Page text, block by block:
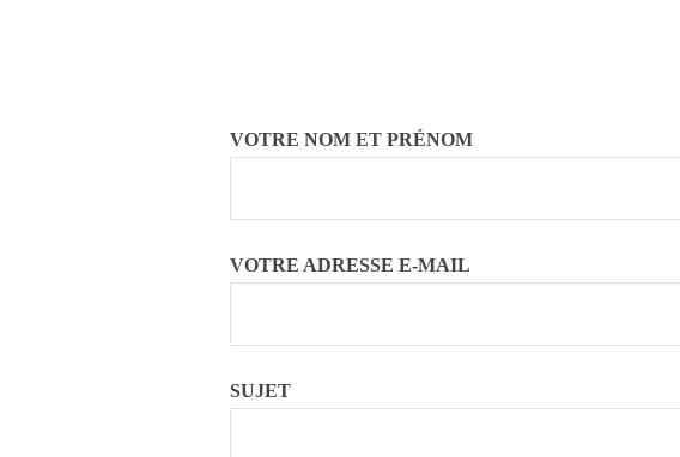
VOTRE NOM ET PRÉNOM
VOTRE ADRESSE E-MAIL
SUJET